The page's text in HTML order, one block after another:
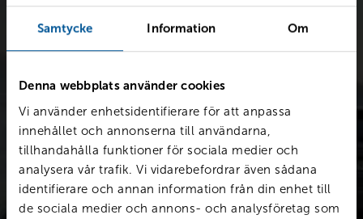
Samtycke Information Om
Denna webbplats använder cookies
Vi använder enhetsidentifierare för att anpassa
innehållet och annonserna till användarna,
tillhandahålla funktioner för sociala medier och
analysera vår trafik. Vi vidarebefordrar även sådana
identifierare och annan information från din enhet till
de sociala medier och annons- och analysföretag som
Värdera bilen kostnadsfritt
Snabb värdering för en första uppskattning av vad din bil är
värd.